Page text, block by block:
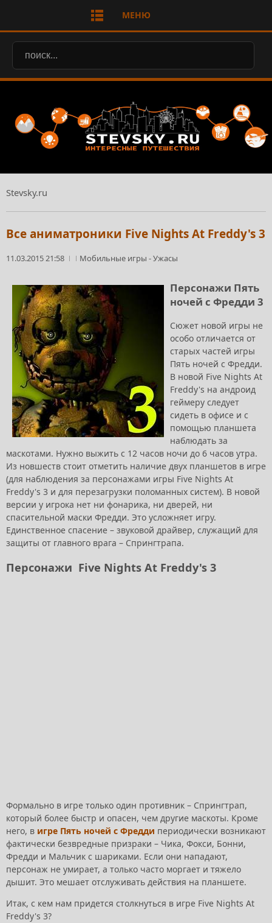
МЕНЮ
Stevsky.ru
Все аниматроники Five Nights At Freddy's 3
11.03.2015 21:58 Мобильные игры -Ужасы
Персонажи Пять
ночей с Фредди 3
Сюжет новой игры не
особо отличается от
старых частей игры
Пять ночей с Фредди.
В новой Five Nights At
Freddy's на андроид
геймеру следует
сидеть в офисе и с
помощью планшета
наблюдать за
маскотами. Нужно выжить с 12 часов ночи до 6 часов утра.
Из новшеств стоит отметить наличие двух планшетов в игре
(для наблюдения за персонажами игры Five Nights At
Freddy's 3 и для перезагрузки поломанных систем). В новой
версии у игрока нет ни фонарика, ни дверей, ни
спасительной маски Фредди. Это усложняет игру.
Единственное спасение – звуковой драйвер, служащий для
защиты от главного врага – Спрингтрапа.
Персонажи Five Nights At Freddy's 3
Формально в игре только один противник – Спрингтрап,
который более быстр и опасен, чем другие маскоты. Кроме
него, в игре Пять ночей с Фредди периодически возникают
фактически безвредные призраки – Чика, Фокси, Бонни,
Фредди и Мальчик с шариками. Если они нападают,
персонаж не умирает, а только часто моргает и тяжело
дышит. Это мешает отслуживать действия на планшете.
Итак, с кем нам придется столкнуться в игре Five Nights At
Freddy's 3?